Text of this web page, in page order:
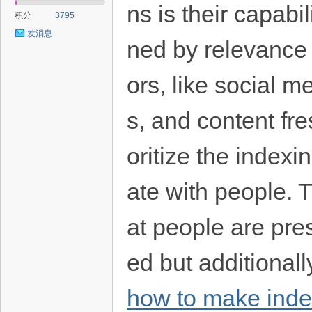
积分
3795
发消息
ns is their
ned by
ors, like social
s, and content
oritize the
ate with people.
at people are
ed but
how to make